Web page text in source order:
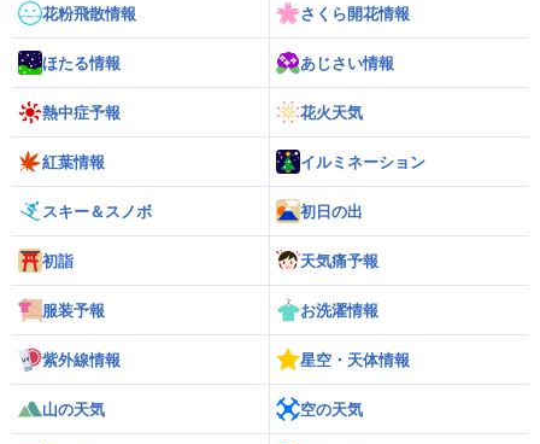
花粉飛散情報 さくら開花情報
ほたる情報 あじさい情報
熱中症予報 花火天気
紅葉情報 イルミネーション
スキー＆スノボ 初日の出
初詣 天気痛予報
服装予報 お洗濯情報
紫外線情報 星空・天体情報
山の天気 空の天気